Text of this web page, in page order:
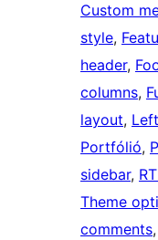
Custom
style,
header,
columns,
layout,
Portfólió,
sidebar,
Theme
comments,